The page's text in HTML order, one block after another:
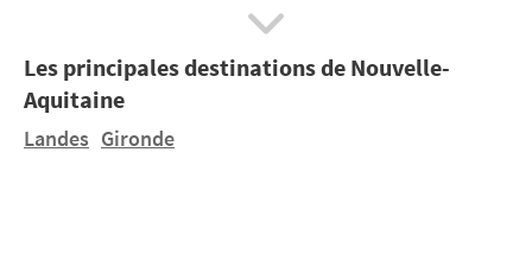
cinquante kilomètres de côtes jalonnés de stations
Hossegor, Saint-Jean-de-Luz ou Hendaye…
Les principales destinations de Nouvelle-
Aquitaine
Landes Gironde